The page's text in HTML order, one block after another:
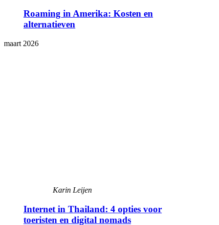
Roaming in Amerika: Kosten en
alternatieven
maart 2026
Karin Leijen
Internet in Thailand: 4 opties voor
toeristen en digital nomads